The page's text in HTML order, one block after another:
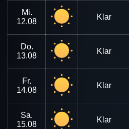
Mi.
12.08
Klar
Do.
13.08
Klar
Fr.
14.08
Klar
Sa.
15.08
Klar